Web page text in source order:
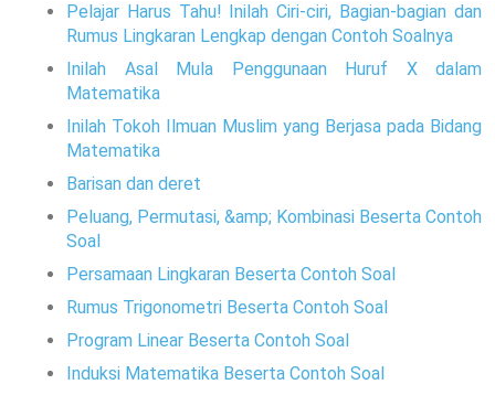
Pelajar Harus Tahu! Inilah Ciri-ciri, Bagian-bagian dan
Rumus Lingkaran Lengkap dengan Contoh Soalnya
Inilah Asal Mula Penggunaan Huruf X dalam
Matematika
Inilah Tokoh Ilmuan Muslim yang Berjasa pada Bidang
Matematika
Barisan dan deret
Peluang, Permutasi, &amp; Kombinasi Beserta Contoh
Soal
Persamaan Lingkaran Beserta Contoh Soal
Rumus Trigonometri Beserta Contoh Soal
Program Linear Beserta Contoh Soal
Induksi Matematika Beserta Contoh Soal